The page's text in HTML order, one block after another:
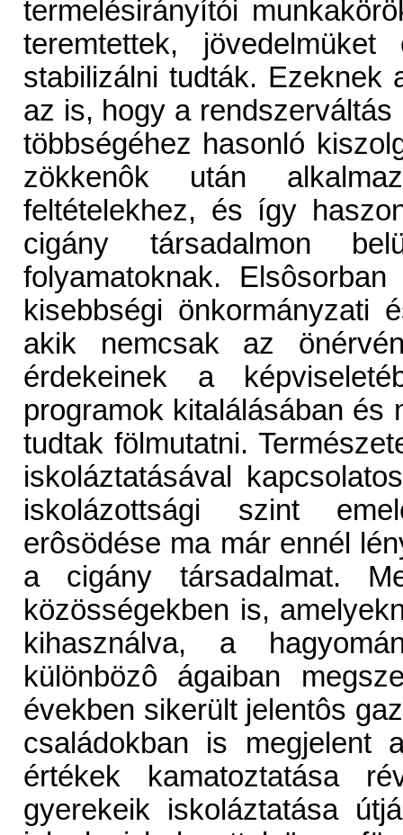
termelésirányítói
teremtettek,
stabilizálni tudták. Ezeknek
az is, hogy a
többségéhez hasonló
zökkenôk után
feltételekhez, és így
cigány társadalmon
folyamatoknak.
kisebbségi önkormányzati
akik nemcsak az
érdekeinek a
programok kitalálásában és
tudtak fölmutatni.
iskoláztatásával
iskolázottsági szint
erôsödése ma már ennél
a cigány társadalmat.
közösségekben is,
kihasználva, a
különbözô ágaiban
években sikerült jelentôs
családokban is megjelent
értékek kamatoztatása
gyerekeik iskoláztatása